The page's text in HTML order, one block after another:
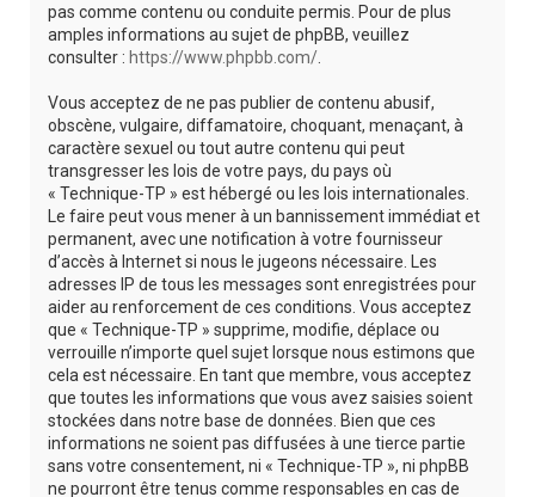
pas comme contenu ou conduite permis. Pour de plus
amples informations au sujet de phpBB, veuillez
consulter : https://www.phpbb.com/
Vous acceptez de ne pas publier de contenu abusif,
obscène, vulgaire, diffamatoire, choquant, menaçant, à
caractère sexuel ou tout autre contenu qui peut
transgresser les lois de votre pays, du pays où
« Technique-TP » est hébergé ou les lois internationales.
Le faire peut vous mener à un bannissement immédiat et
permanent, avec une notification à votre fournisseur
d’accès à Internet si nous le jugeons nécessaire. Les
adresses IP de tous les messages sont enregistrées pour
aider au renforcement de ces conditions. Vous acceptez
que « Technique-TP » supprime, modifie, déplace ou
verrouille n’importe quel sujet lorsque nous estimons que
cela est nécessaire. En tant que membre, vous acceptez
que toutes les informations que vous avez saisies soient
stockées dans notre base de données. Bien que ces
informations ne soient pas diffusées à une tierce partie
sans votre consentement, ni « Technique-TP », ni phpBB
ne pourront être tenus comme responsables en cas de